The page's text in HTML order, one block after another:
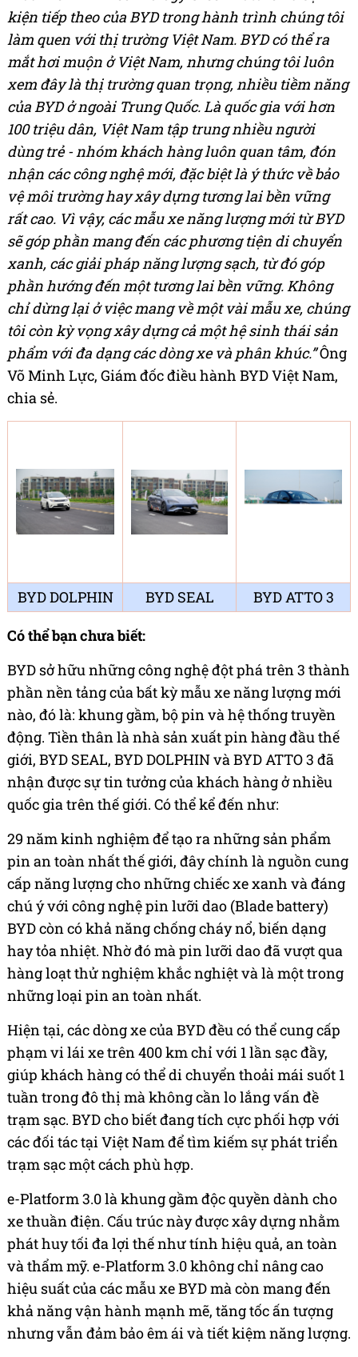
kiện tiếptheocủa BYDtronghành trình chúng tôi
làm quen với thị trường Việt Nam.BYD có thể ra
mắt hơi muộn ở Việt Nam, nhưng chúng tôi luôn
xem đây là thị trường quan trọng, nhiều tiềm năng
của BYD ở ngoài Trung Quốc.Là quốc gia với hơn
100 triệu dân, Việt Nam tập trung nhiều người
dùng trẻ - nhóm khách hàng luôn quan tâm, đón
nhận các công nghệ mới, đặc biệt là ý thức về bảo
vệ môi trường hay xây dựng tương lai bền vững
rất cao. Vì vậy, các mẫu xe năng lượng mới từ BYD
sẽ góp phầnmang đến các phương tiện di chuyển
xanh, các giải pháp năng lượng sạch, từ đó góp
phầnhướng đến một tương lai bền vững. Không
chỉ dừng lại ở việc mang về một vài mẫu xe, chúng
tôi còn kỳ vọng xây dựng cả một hệ sinh thái sản
phẩm với đa dạng các dòng xe và phân khúc.”Ông
Võ Minh Lực, Giám đốc điều hành BYD Việt Nam,
chia sẻ.
BYD DOLPHIN BYD SEAL
BYD ATTO 3
Cóthể bạn chưa biết:
BYD sở hữu những công nghệ đột phá trên 3 thành
phần nền tảng của bất kỳ mẫu xe năng lượng mới
nào, đó là: khung gầm, bộ pin và hệ thống truyền
động. Tiền thân là nhà sản xuất pin hàng đầu thế
giới, BYD SEAL, BYD DOLPHIN và BYD ATTO 3 đã
nhận được sự tin tưởng của khách hàng ở nhiều
quốc gia trên thế giới. Có thể kể đến như:
29 năm kinh nghiệm để tạo ra những sản phẩm
pin an toàn nhất thế giới, đây chính là nguồn cung
cấp năng lượng cho những chiếc xe xanh và đáng
chú ý với công nghệ pin lưỡi dao (Blade battery)
BYD còn có khả năng chống cháy nổ, biến dạng
hay tỏa nhiệt. Nhờ đó mà pin lưỡi dao đã vượt qua
hàng loạt thử nghiệm khắc nghiệt và là một trong
những loại pin an toàn nhất.
Hiện tại, các dòng xe của BYD đều có thể cung cấp
phạm vi lái xe trên 400 km chỉ với 1 lần sạc đầy,
giúp khách hàng có thể di chuyển thoải mái suốt 1
tuần trong đô thị mà không cần lo lắng vấn đề
trạm sạc. BYD cho biết đang tích cực phối hợp với
các đối tác tại Việt Nam để tìm kiếm sự phát triển
trạm sạc một cách phù hợp.
e-Platform 3.0 là khung gầm độc quyền dành cho
xe thuần điện. Cấu trúc này được xây dựng nhằm
phát huy tối đa lợi thế như tính hiệu quả, an toàn
và thẩm mỹ. e-Platform 3.0 không chỉ nâng cao
hiệu suất của các mẫu xe BYD mà còn mang đến
khả năng vận hành mạnh mẽ, tăng tốc ấn tượng
nhưng vẫn đảm bảo êm ái và tiết kiệm năng lượng.